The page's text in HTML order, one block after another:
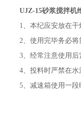
UJZ-15砂浆搅拌机
1、本纪应安放在
2、使用完毕务必
3、经常注意使用
4、投料时严禁在
5、减速箱使用一